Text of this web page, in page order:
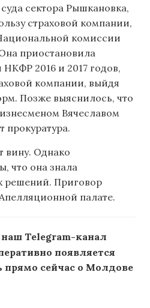
сектора Рышкановка,
страховой компании,
комиссии
приостановила
2016 и 2017 годов,
компании, выйдя
Позже выяснилось, что
Вячеславом
прокуратура.
вину. Однако
что она знала
решений. Приговор
палате.
Telegram-канал
появляется
прямо сейчас о Молдове